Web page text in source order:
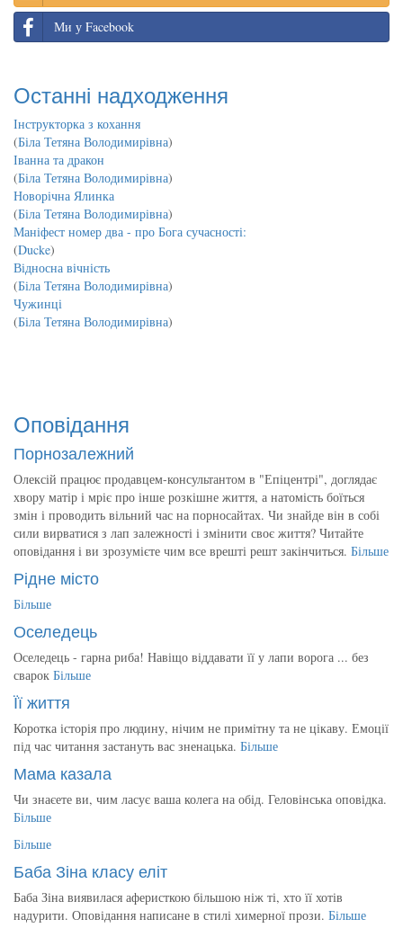
Ми у Facebook
Останні надходження
Інструкторка з кохання
(Біла Тетяна Володимирівна)
Іванна та дракон
(Біла Тетяна Володимирівна)
Новорічна Ялинка
(Біла Тетяна Володимирівна)
Маніфест номер два - про Бога сучасності:
(Ducke)
Відносна вічність
(Біла Тетяна Володимирівна)
Чужинці
(Біла Тетяна Володимирівна)
Оповідання
Порнозалежний
Олексій працює продавцем-консультантом в "Епіцентрі", доглядає
хвору матір і мріє про інше розкішне життя, а натомість боїться
змін і проводить вільний час на порносайтах. Чи знайде він в собі
сили вирватися з лап залежності і змінити своє життя? Читайте
оповідання і ви зрозумієте чим все врешті решт закінчиться. Більше
Рідне місто
Більше
Оселедець
Оселедець - гарна риба! Навіщо віддавати її у лапи ворога ... без
сварок Більше
Її життя
Коротка історія про людину, нічим не примітну та не цікаву. Емоції
під час читання застануть вас зненацька. Більше
Мама казала
Чи знаєете ви, чим ласує ваша колега на обід. Геловінська оповідка.
Більше
Більше
Баба Зіна класу еліт
Баба Зіна виявилася аферисткою більшою ніж ті, хто її хотів
надурити. Оповідання написане в стилі химерної прози. Більше